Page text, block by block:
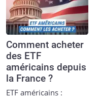
Comment acheter
des ETF
américains depuis
la France ?
ETF américains :